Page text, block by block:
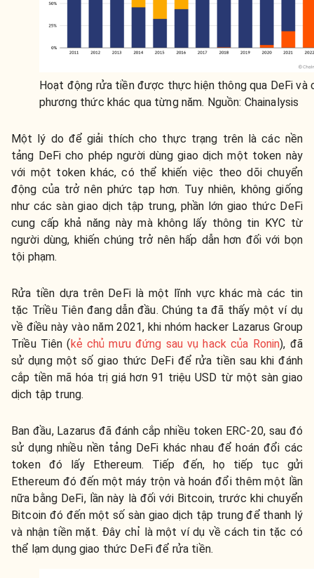
Hoạt động rửa tiền được thực hiện thông qua DeFi và
phương thức khác qua từng năm. Nguồn: Chainalysis
Một lý do để giải thích cho thực trạng trên là các nền
tảng DeFi cho phép người dùng giao dịch một token này
với một token khác, có thể khiến việc theo dõi chuyển
động của trở nên phức tạp hơn. Tuy nhiên, không giống
như các sàn giao dịch tập trung, phần lớn giao thức DeFi
cung cấp khả năng này mà không lấy thông tin KYC từ
người dùng, khiến chúng trở nên hấp dẫn hơn đối với bọn
tội phạm.
Rửa tiền dựa trên DeFi là một lĩnh vực khác mà các tin
tặc Triều Tiên đang dẫn đầu. Chúng ta đã thấy một ví dụ
về điều này vào năm 2021, khi nhóm hacker Lazarus Group
Triều Tiên (kẻ chủ mưu đứng sau vụ hack của Ronin), đã
sử dụng một số giao thức DeFi để rửa tiền sau khi đánh
cắp tiền mã hóa trị giá hơn 91 triệu USD từ một sàn giao
dịch tập trung.
Ban đầu, Lazarus đã đánh cắp nhiều token ERC-20, sau đó
sử dụng nhiều nền tảng DeFi khác nhau để hoán đổi các
token đó lấy Ethereum. Tiếp đến, họ tiếp tục gửi
Ethereum đó đến một máy trộn và hoán đổi thêm một lần
nữa bằng DeFi, lần này là đối với Bitcoin, trước khi chuyển
Bitcoin đó đến một số sàn giao dịch tập trung để thanh lý
và nhận tiền mặt. Đây chỉ là một ví dụ về cách tin tặc có
thể lạm dụng giao thức DeFi để rửa tiền.